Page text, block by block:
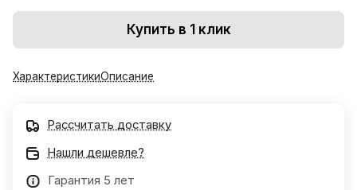
Купить в 1 клик
ХарактеристикиОписание
Рассчитать доставку
Нашли дешевле?
Гарантия 5 лет